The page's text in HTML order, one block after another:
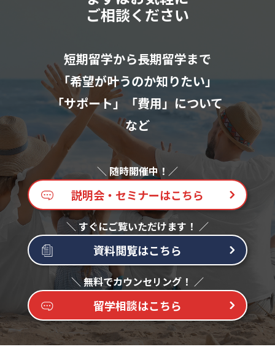
ご相談ください
短期留学から長期留学まで
「希望が叶うのか知りたい」
「サポート」「費用」について
など
説明会・セミナーはこちら
資料閲覧はこちら
留学相談はこちら